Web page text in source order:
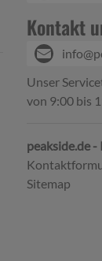
Kontakt
Unser
von 9:00 bis
peakside.de
Sitemap